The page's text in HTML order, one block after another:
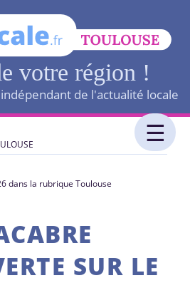
votre région !
de l'actualité locale
dans la rubrique Toulouse
SUR LE